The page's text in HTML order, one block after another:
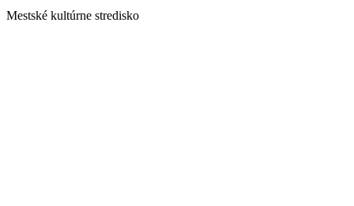
Mestské kultúrne stredisko